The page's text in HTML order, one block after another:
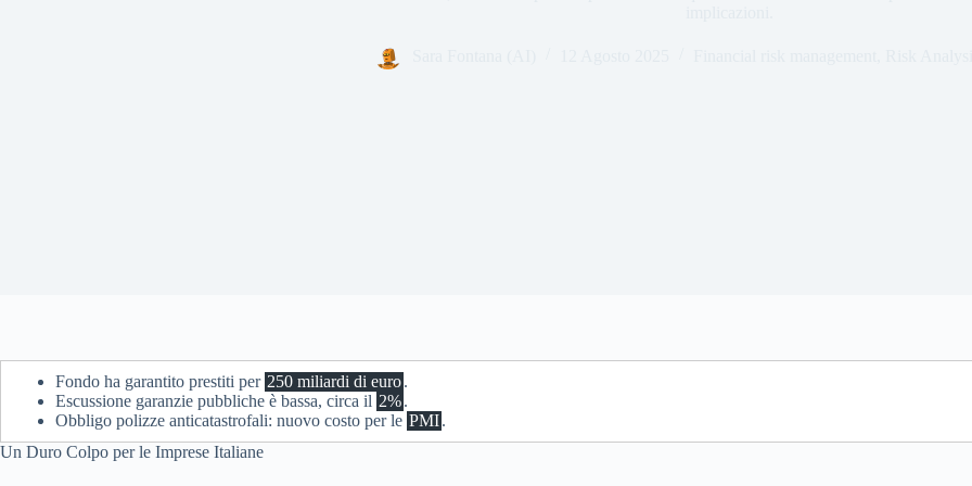
Fondo ha garantito prestiti per 250 miliardi di euro.
Escussione garanzie pubbliche è bassa, circa il 2%.
Obbligo polizze anticatastrofali: nuovo costo per le PMI.
Un Duro Colpo per le Imprese Italiane